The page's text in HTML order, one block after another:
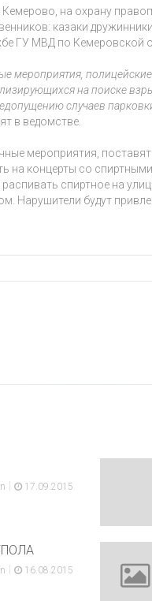
на охрану
казаки
ГУ МВД по Кемеровской
мероприятия,
на поиске
случаев
в ведомстве.
мероприятия,
на концерты со
спиртное на
Нарушители будут
17.09.2015
16.08.2015